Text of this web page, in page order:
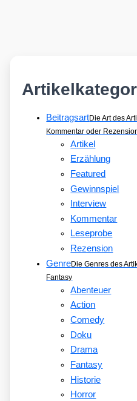
BeitragsartDie Art des
Kommentar oder
Artikel
Erzählung
Featured
Gewinnspiel
Interview
Kommentar
Leseprobe
Rezension
GenreDie Genres des
Fantasy
Abenteuer
Action
Comedy
Doku
Drama
Fantasy
Historie
Horror